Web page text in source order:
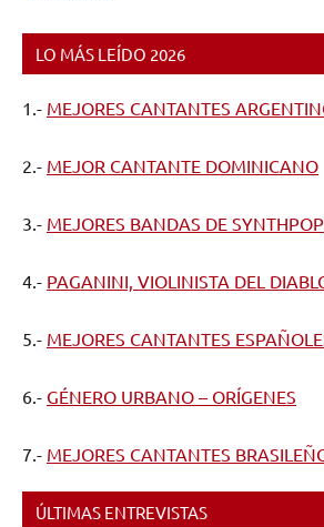
LO MÁS LEÍDO 2026
1.- MEJORES CANTANTES
2.- MEJOR CANTANTE DOMINICANO
3.- MEJORES BANDAS DE SYNTHPOP
4.- PAGANINI, VIOLINISTA DEL
5.- MEJORES CANTANTES
6.- GÉNERO URBANO – ORÍGENES
7.- MEJORES CANTANTES
ÚLTIMAS ENTREVISTAS